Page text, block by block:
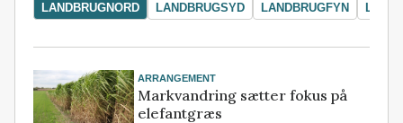
LANDBRUGNORD LANDBRUGSYD LANDBRUGFYN
ARRANGEMENT
Markvandring sætter fokus på
elefantgræs